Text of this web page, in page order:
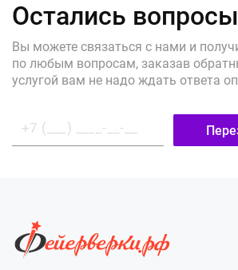
Остались
Вы можете связаться с нами и
по любым вопросам, заказав
услугой вам не надо ждать ответа